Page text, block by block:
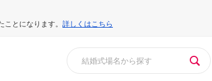
とになります。 詳しくはこちら